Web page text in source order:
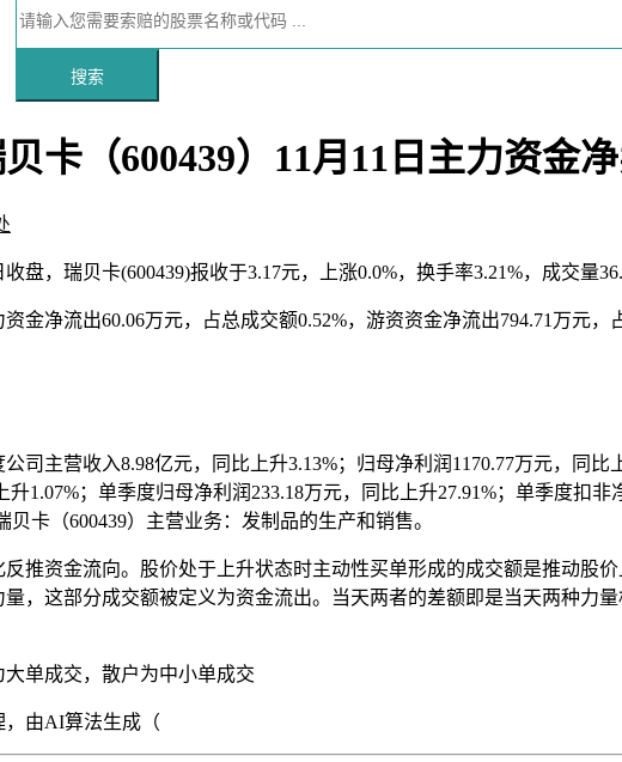
搜索
卡（600439）11月11日主力资金
盘，瑞贝卡(600439)报收于3.17元，上涨0.0%，换手率3.21%，成交量
金净流出60.06万元，占总成交额0.52%，游资资金净流出794.71万元，
司主营收入8.98亿元，同比上升3.13%；归母净利润1170.77万元，同比
1.07%；单季度归母净利润233.18万元，同比上升27.91%；单季度扣
贝卡（600439）主营业务：发制品的生产和销售。
推资金流向。股价处于上升状态时主动性买单形成的成交额是推动股
，这部分成交额被定义为资金流出。当天两者的差额即是当天两种力
单成交，散户为中小单成交
，由AI算法生成（